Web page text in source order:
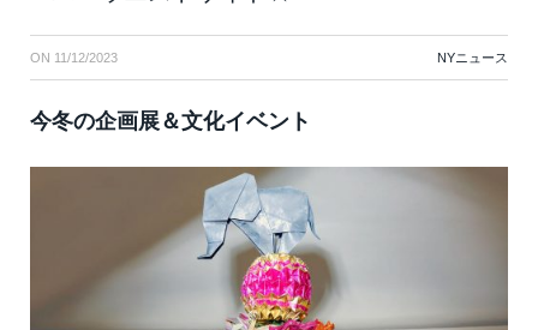
ON 11/12/2023 NYニュース
今冬の企画展＆文化イベント